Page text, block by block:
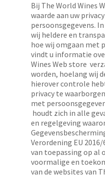
Bij The World Wines
waarde aan uw
persoonsgegevens.
wij heldere en
hoe wij omgaan met
vindt u informatie
Wines Web store
worden, hoelang wij
hierover controle
privacy te
met
houdt zich in alle
en regelgeving
Verordening EU
van toepassing op al
voormalige en
van de websites van